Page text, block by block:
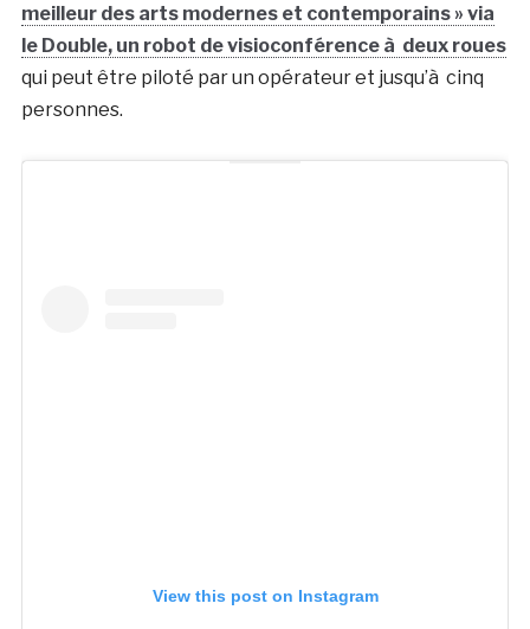
meilleur des arts modernes et contemporains » via
le Double, un robot de visioconférence à deux roues
qui peut être piloté par un opérateur et jusqu’à cinq
personnes.
View this post on Instagram